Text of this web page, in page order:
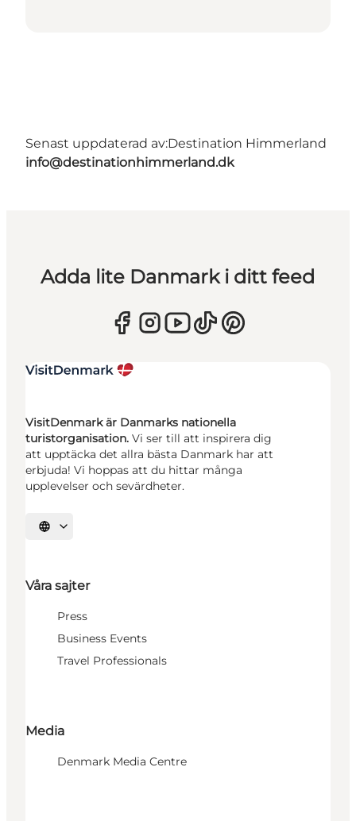
Senast uppdaterad av:Destination Himmerland
info@destinationhimmerland.dk
Adda lite Danmark i ditt feed
VisitDenmark är Danmarks nationella
turistorganisation. Vi ser till att inspirera dig
att upptäcka det allra bästa Danmark har att
erbjuda! Vi hoppas att du hittar många
upplevelser och sevärdheter.
Välj språk
Våra sajter
Press
Business Events
Travel Professionals
Media
Denmark Media Centre